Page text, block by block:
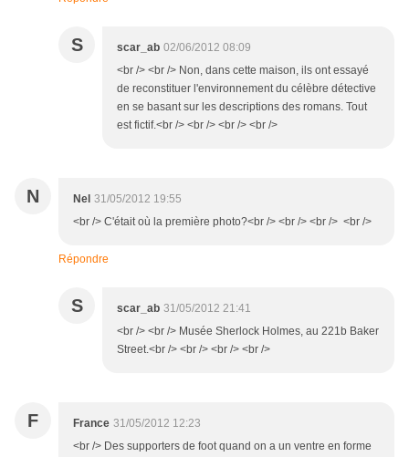
S scar_ab 02/06/2012 08:09
<br /> <br /> Non, dans cette maison, ils ont essayé
de reconstituer l'environnement du célèbre détective
en se basant sur les descriptions des romans. Tout
est fictif.<br /> <br /> <br /> <br />
N Nel 31/05/2012 19:55
<br /> C'était où la première photo?<br /> <br /> <br /> <br />
Répondre
S scar_ab 31/05/2012 21:41
<br /> <br /> Musée Sherlock Holmes, au 221b Baker
Street.<br /> <br /> <br /> <br />
F France 31/05/2012 12:23
<br /> Des supporters de foot quand on a un ventre en forme